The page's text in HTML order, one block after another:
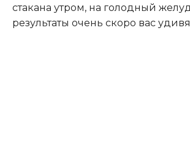
стакана утром, на голодный
результаты очень скоро вас